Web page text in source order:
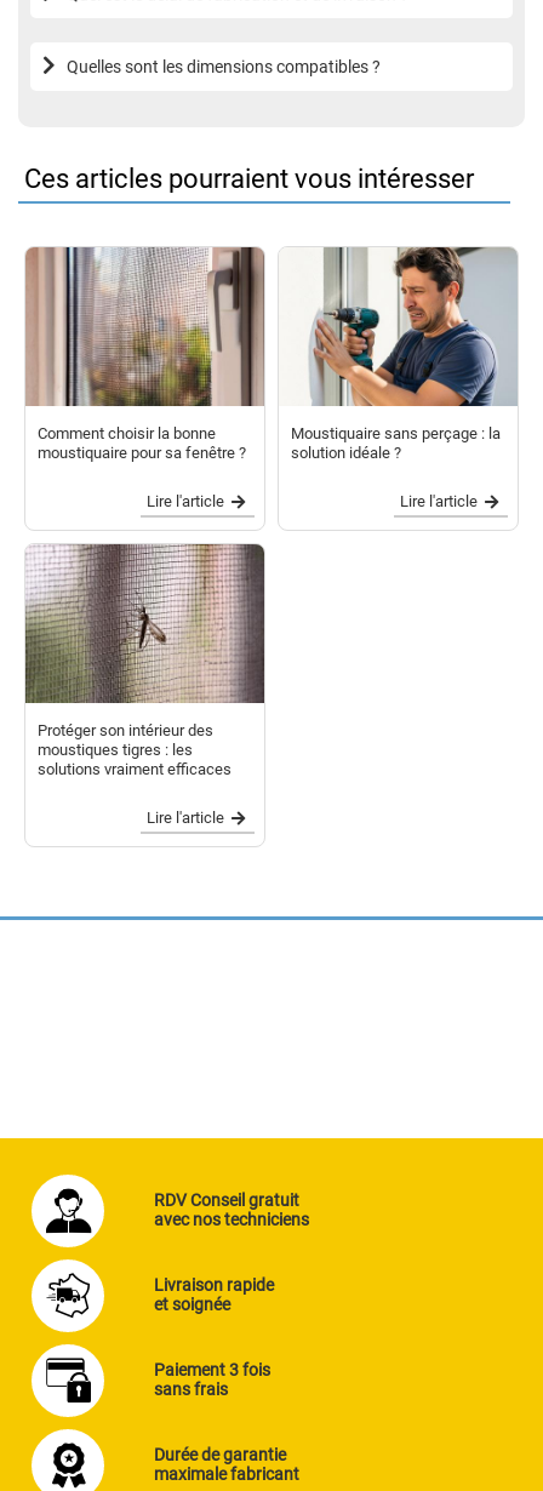
Quelles sont les dimensions compatibles ?
Ces articles pourraient vous intéresser
Comment choisir la bonne
moustiquaire pour sa fenêtre ?
Lire l'article
Moustiquaire sans perçage : la
solution idéale ?
Lire l'article
Protéger son intérieur des
moustiques tigres : les
solutions vraiment efficaces
Lire l'article
RDV Conseil gratuit
avec nos techniciens
Livraison rapide
et soignée
Paiement 3 fois
sans frais
Durée de garantie
maximale fabricant